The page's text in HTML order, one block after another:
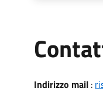
Indirizzo mail: